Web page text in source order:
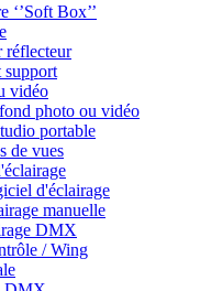
‘’Soft Box’’
réflecteur
support
vidéo
photo ou vidéo
portable
de vues
d'éclairage
manuelle
DMX
/ Wing